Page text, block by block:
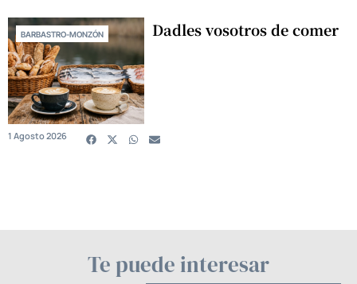
BARBASTRO-MONZÓN Dadles vosotros de comer
1 Agosto 2026
Te puede interesar